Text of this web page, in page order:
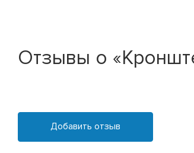
Отзывы о
Добавить отзыв